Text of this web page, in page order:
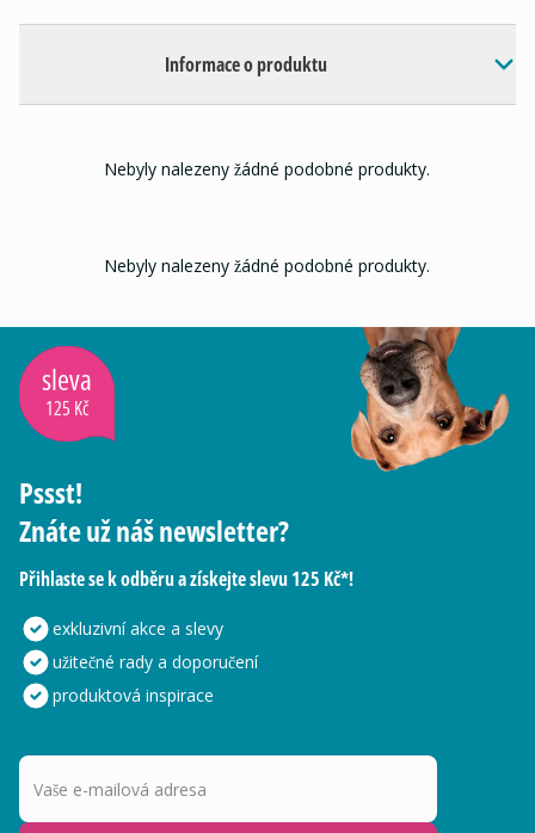
Informace o produktu
Nebyly nalezeny žádné podobné produkty.
Nebyly nalezeny žádné podobné produkty.
sleva
125 Kč
Pssst!
Znáte už náš newsletter?
Přihlaste se k odběru a získejte slevu 125 Kč*!
exkluzivní akce a slevy
užitečné rady a doporučení
produktová inspirace
Vaše e-mailová adresa